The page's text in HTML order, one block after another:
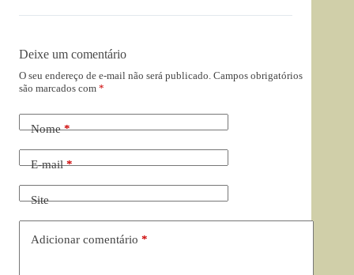
Deixe um comentário
O seu endereço de e-mail não será publicado. Campos obrigatórios
são marcados com *
Nome*
E-mail*
Site
Adicionar comentário *